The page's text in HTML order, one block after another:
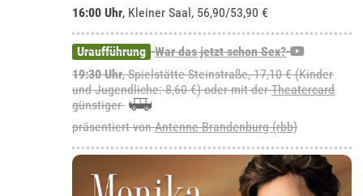
16:00 Uhr, Kleiner Saal , 56,90/53,90 €
Uraufführung War das jetzt schon Sex?
19:30 Uhr, Spielstätte Steinstraße, 17,10 € (Kinder
und Jugendliche: 8,60 €) oder mit derTheatercard
günstiger
präsentiert vonAntenne Brandenburg (rbb)